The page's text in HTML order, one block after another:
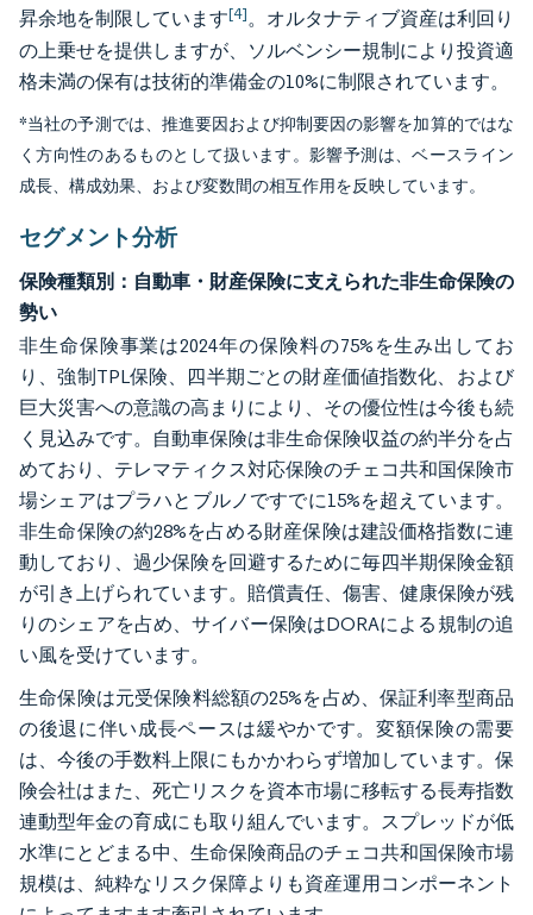
昇余地を制限しています[4]。オルタナティブ資産は利回り
の上乗せを提供しますが、ソルベンシー規制により投資適
格未満の保有は技術的準備金の10%に制限されています。
*当社の予測では、推進要因および抑制要因の影響を加算的ではな
く方向性のあるものとして扱います。影響予測は、ベースライン
成長、構成効果、および変数間の相互作用を反映しています。
セグメント分析
保険種類別：自動車・財産保険に支えられた非生命保険の
勢い
非生命保険事業は2024年の保険料の75%を生み出してお
り、強制TPL保険、四半期ごとの財産価値指数化、および
巨大災害への意識の高まりにより、その優位性は今後も続
く見込みです。自動車保険は非生命保険収益の約半分を占
めており、テレマティクス対応保険のチェコ共和国保険市
場シェアはプラハとブルノですでに15%を超えています。
非生命保険の約28%を占める財産保険は建設価格指数に連
動しており、過少保険を回避するために毎四半期保険金額
が引き上げられています。賠償責任、傷害、健康保険が残
りのシェアを占め、サイバー保険はDORAによる規制の追
い風を受けています。
生命保険は元受保険料総額の25%を占め、保証利率型商品
の後退に伴い成長ペースは緩やかです。変額保険の需要
は、今後の手数料上限にもかかわらず増加しています。保
険会社はまた、死亡リスクを資本市場に移転する長寿指数
連動型年金の育成にも取り組んでいます。スプレッドが低
水準にとどまる中、生命保険商品のチェコ共和国保険市場
規模は、純粋なリスク保障よりも資産運用コンポーネント